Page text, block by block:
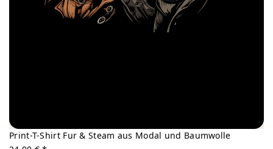
Print-T-Shirt Fur & Steam aus Modal und Baumwolle